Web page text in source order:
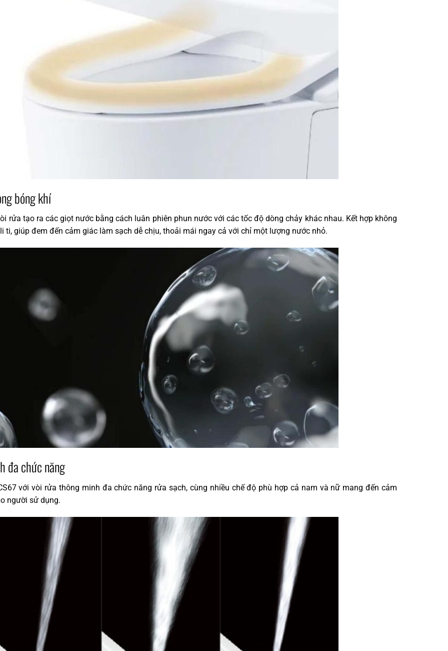
bóng khí
rửa tạo ra các giọt nước bằng cách luân phiên phun nước với các tốc độ dòng chảy khác nhau. Kết hợp không
ti, giúp đem đến cảm giác làm sạch dễ chịu, thoải mái ngay cả với chỉ một lượng nước nhỏ.
đa chức năng
với vòi rửa thông minh đa chức năng rửa sạch, cùng nhiều chế độ phù hợp cả nam và nữ mang đến cảm
người sử dụng.